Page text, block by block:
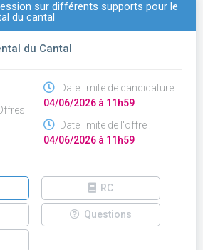
sur différents supports pour le
du cantal
du Cantal
Date limite de candidature :
04/06/2026 à 11h59
Date limite de l'offre :
04/06/2026 à 11h59
RC
Questions